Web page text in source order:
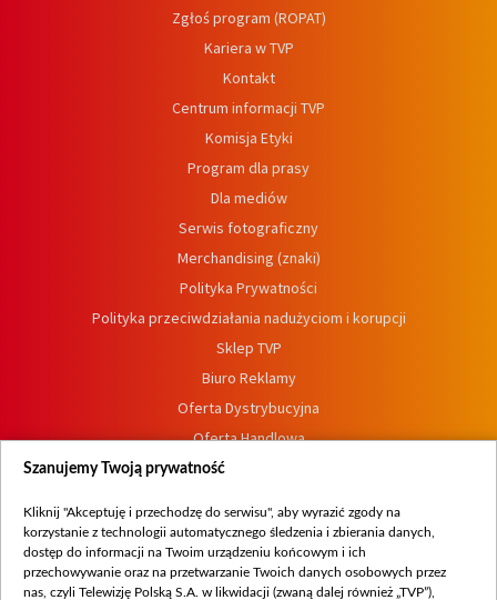
Zgłoś program (ROPAT)
Kariera w TVP
Kontakt
Centrum informacji TVP
Komisja Etyki
Program dla prasy
Dla mediów
Serwis fotograficzny
Merchandising (znaki)
Polityka Prywatności
Polityka przeciwdziałania nadużyciom i korupcji
Sklep TVP
Biuro Reklamy
Oferta Dystrybucyjna
Oferta Handlowa
Dostępność
Procedura zgłoszeń wewnętrznych
Szanujemy Twoją prywatność
Kliknij "Akceptuję i przechodzę do serwisu", aby wyrazić zgody na
korzystanie z technologii automatycznego śledzenia i zbierania danych,
dostęp do informacji na Twoim urządzeniu końcowym i ich
przechowywanie oraz na przetwarzanie Twoich danych osobowych przez
nas, czyli Telewizję Polską S.A. w likwidacji (zwaną dalej również „TVP”),